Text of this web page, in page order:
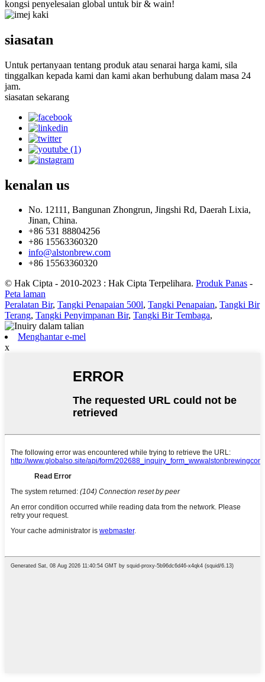
kongsi penyelesaian global untuk bir & wain!
siasatan
Untuk pertanyaan tentang produk atau senarai harga kami, sila
tinggalkan kepada kami dan kami akan berhubung dalam masa 24
jam.
siasatan sekarang
kenalan us
No. 12111, Bangunan Zhongrun, Jingshi Rd, Daerah Lixia,
Jinan, China.
+86 531 88804256
+86 15563360320
info@alstonbrew.com
+86 15563360320
© Hak Cipta - 2010-2023 : Hak Cipta Terpelihara. Produk Panas -
Peta laman
Peralatan Bir, Tangki Penapaian 500l, Tangki Penapaian, Tangki Bir
Terang, Tangki Penyimpanan Bir, Tangki Bir Tembaga,
Menghantar e-mel
x